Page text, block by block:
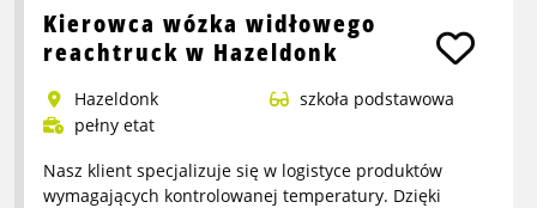
info
about
produkcyjny
Soda
Stream
Kierowca wózka widłowego
reachtruck w Hazeldonk
Hazeldonk
szkoła podstawowa
pełny etat
Nasz klient specjalizuje się w logistyce produktów
wymagających kontrolowanej temperatury. Dzięki